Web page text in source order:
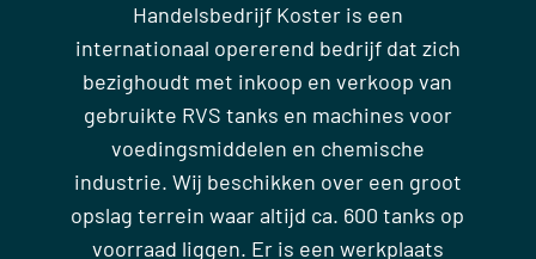
Handelsbedrijf Koster is een
internationaal opererend bedrijf dat zich
bezighoudt met inkoop en verkoop van
gebruikte RVS tanks en machines voor
voedingsmiddelen en chemische
industrie. Wij beschikken over een groot
opslag terrein waar altijd ca. 600 tanks op
voorraad liggen. Er is een werkplaats